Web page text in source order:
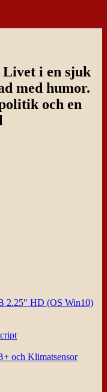
Livet i en sjuk
med humor.
och en
2.25″ HD (OS Win10)
och Klimatsensor